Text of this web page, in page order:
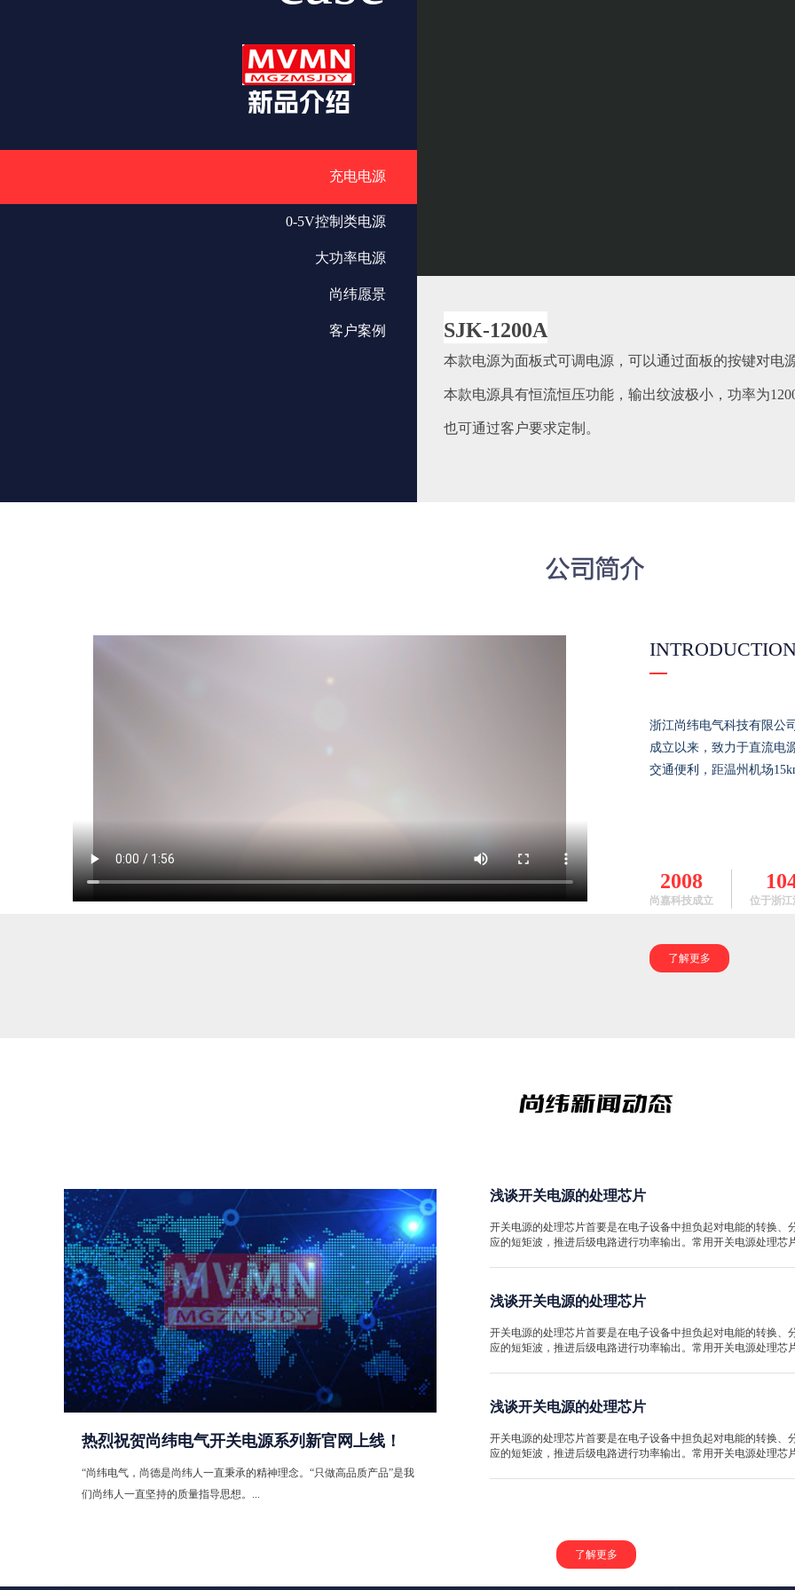
充电电源
0-5V控制类电源
大功率电源
尚纬愿景
客户案例 SJK-1200A
本款电源为面板式可调电源，可以通过面板的按键对电
本款电源具有恒流恒压功能，输出纹波极小，功率为
也可通过客户要求定制。
浙江尚纬电气科技有限公
成立以来，致力于直流电
交通便利，距温州机场
2008
尚嘉科技成立 位于浙江
了解更多
热烈祝贺尚纬电气开关电源系列新官网上线！
“尚纬电气，尚德是尚纬人一直秉承的精神理念。“只做高品质产品”是我
们尚纬人一直坚持的质量指导思想。...
浅谈开关电源的处理芯片
开关电源的处理芯片首要是在电子设备中担负起对电能的转换
应的短矩波，推进后级电路进行功率输出。常用开关电源处理芯
浅谈开关电源的处理芯片
开关电源的处理芯片首要是在电子设备中担负起对电能的转换
应的短矩波，推进后级电路进行功率输出。常用开关电源处理芯
浅谈开关电源的处理芯片
开关电源的处理芯片首要是在电子设备中担负起对电能的转换
应的短矩波，推进后级电路进行功率输出。常用开关电源处理芯
了解更多